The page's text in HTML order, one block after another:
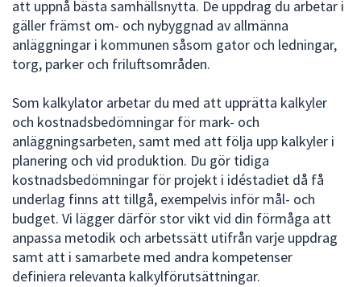
att uppnå bästa samhällsnytta. De uppdrag du arbetar i
gäller främst om- och nybyggnad av allmänna
anläggningar i kommunen såsom gator och ledningar,
torg, parker och friluftsområden.
Som kalkylator arbetar du med att upprätta kalkyler
och kostnadsbedömningar för mark- och
anläggningsarbeten, samt med att följa upp kalkyler i
planering och vid produktion. Du gör tidiga
kostnadsbedömningar för projekt i idéstadiet då få
underlag finns att tillgå, exempelvis inför mål- och
budget. Vi lägger därför stor vikt vid din förmåga att
anpassa metodik och arbetssätt utifrån varje uppdrag
samt att i samarbete med andra kompetenser
definiera relevanta kalkylförutsättningar.